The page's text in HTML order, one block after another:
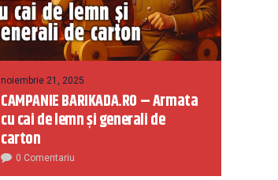
noiembrie 21, 2025
CAMPANIE BARIKADA.RO – Armata
cu cai de lemn și generali de
carton
0 Comentariu